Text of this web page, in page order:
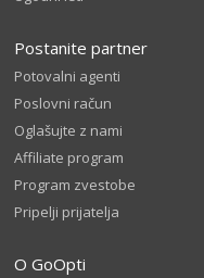
Postanite partner
Potovalni agenti
Poslovni račun
Oglašujte z nami
Affiliate program
Program zvestobe
Pripelji prijatelja
O GoOpti